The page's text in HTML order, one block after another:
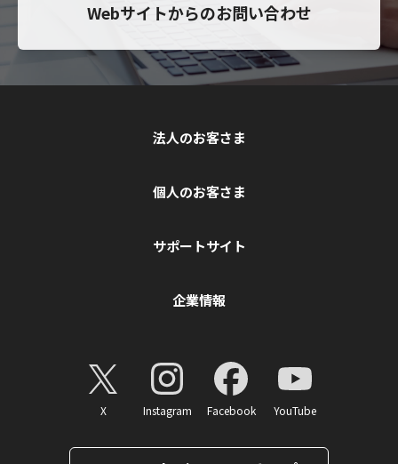
Webサイトからのお問い合わせ
法人のお客さま
個人のお客さま
サポートサイト
企業情報
X Instagram Facebook YouTube